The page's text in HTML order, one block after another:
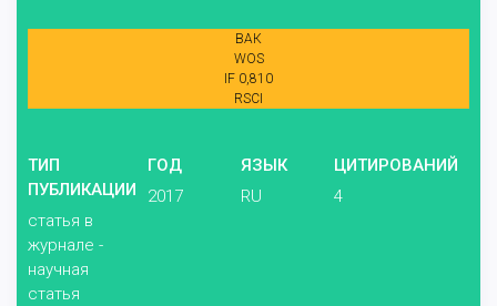
ВАК
WOS
IF 0,810
RSCI
ТИП
ПУБЛИКАЦИИ
статья в
журнале -
научная
статья
ГОД
2017
ЯЗЫК
RU
ЦИТИРОВАНИЙ
4